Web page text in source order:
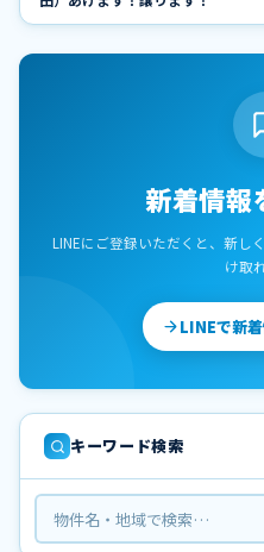
新着情報
LINEにご登録いただくと、新し
け取
LINEで新
キーワード検索